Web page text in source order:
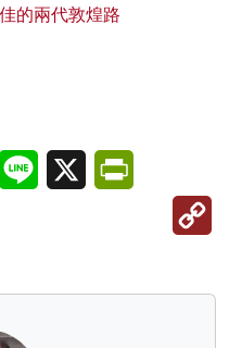
佳的兩代敦煌路
LinkedInLine X